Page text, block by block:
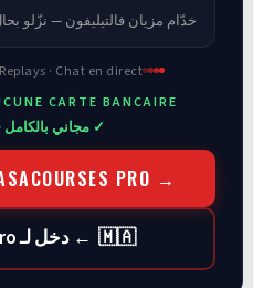
خدّام مزيان فالتيليفون — نزّلو
· Chat en direct
CARTE BANCAIRE
✓ مجاني بالكامل
PRO →
🇲🇦 ← دخل لـ CasaCourses Pro